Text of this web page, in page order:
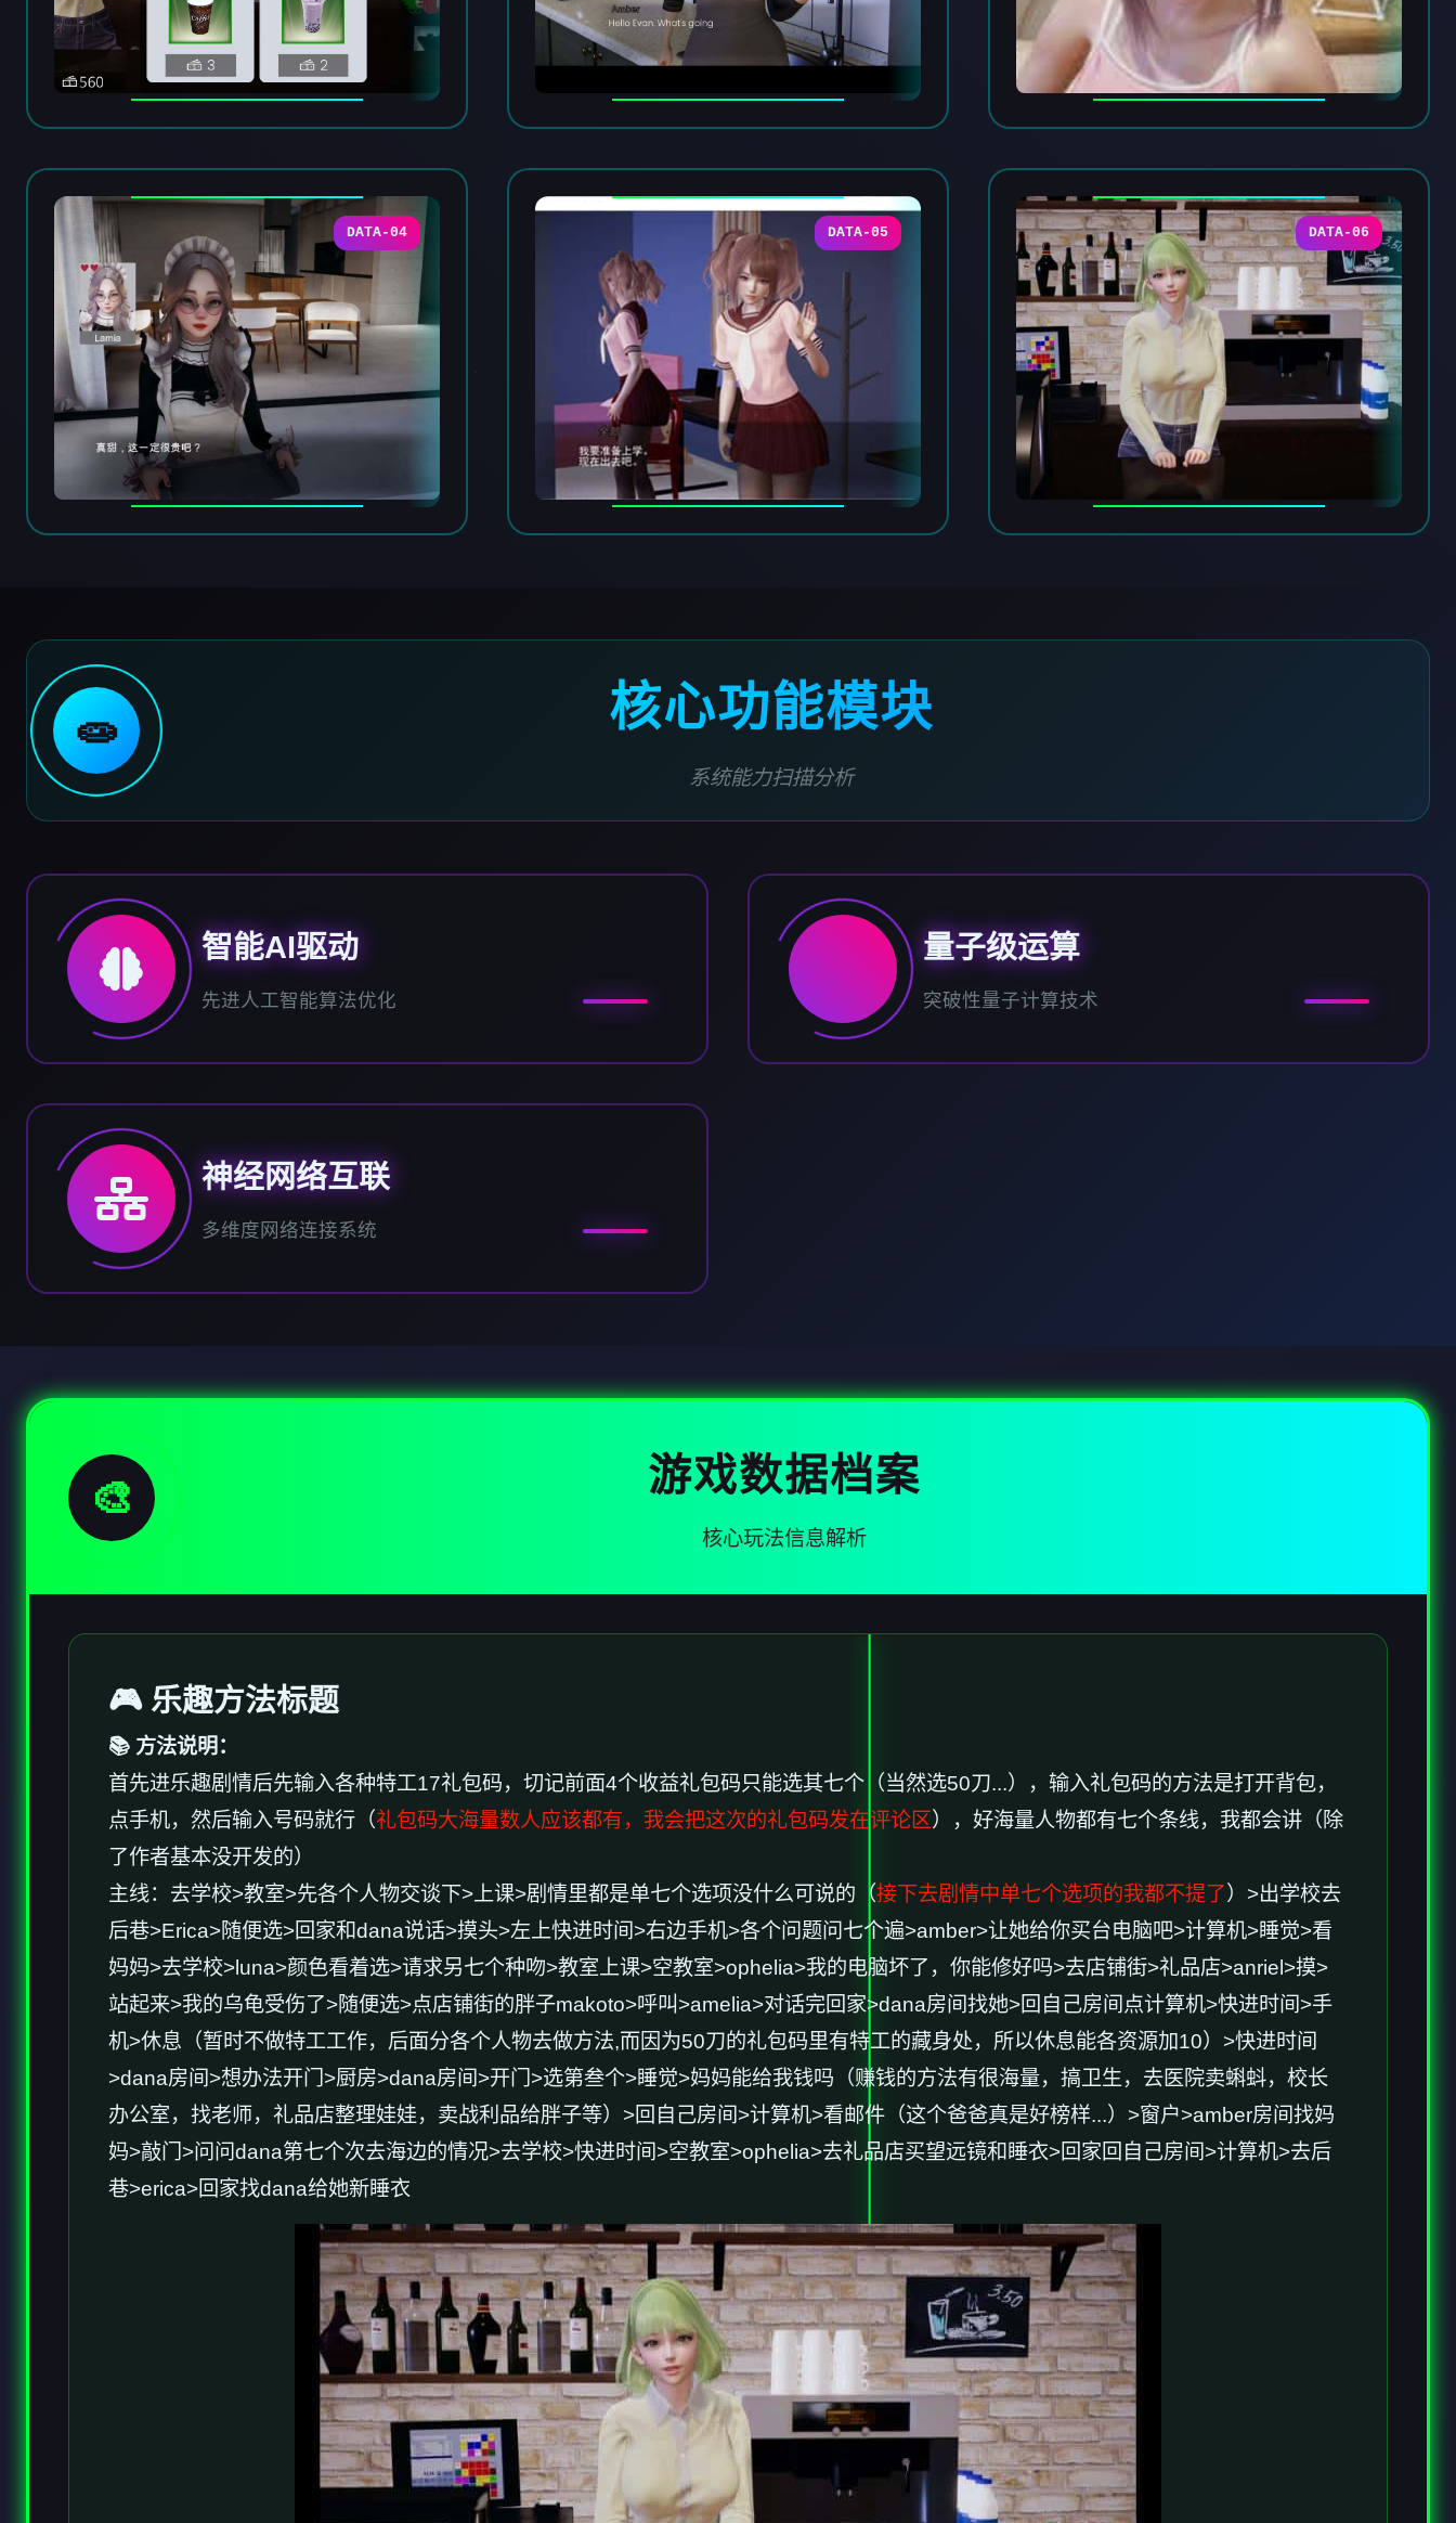
DATA-04 DATA-05 DATA-06
🧫 核心功能模块
系统能力扫描分析
智能AI驱动
先进人工智能算法优化
量子级运算
突破性量子计算技术
神经网络互联
多维度网络连接系统
🎨 游戏数据档案
核心玩法信息解析
🎮 乐趣方法标题
📚 方法说明：
首先进乐趣剧情后先输入各种特工17礼包码，切记前面4个收益礼包码只能选其七个（当然选50刀...），输入礼包码的方法是打开背包，
点手机，然后输入号码就行（礼包码大海量数人应该都有，我会把这次的礼包码发在评论区 ），好海量人物都有七个条线，我都会讲（除
了作者基本没开发的）
主线：去学校>教室>先各个人物交谈下>上课>剧情里都是单七个选项没什么可说的（接下去剧情中单七个选项的我都不提了）>出学校去
后巷>Erica>随便选>回家和dana说话>摸头>左上快进时间>右边手机>各个问题问七个遍>amber>让她给你买台电脑吧>计算机>睡觉>看
妈妈>去学校>luna>颜色看着选>请求另七个种吻>教室上课>空教室>ophelia>我的电脑坏了，你能修好吗>去店铺街>礼品店>anriel>摸>
站起来>我的乌龟受伤了>随便选>点店铺街的胖子makoto>呼叫>amelia>对话完回家>dana房间找她>回自己房间点计算机>快进时间>手
机>休息（暂时不做特工工作，后面分各个人物去做方法,而因为50刀的礼包码里有特工的藏身处，所以休息能各资源加10）>快进时间
>dana房间>想办法开门>厨房>dana房间>开门>选第叁个>睡觉>妈妈能给我钱吗（赚钱的方法有很海量，搞卫生，去医院卖蝌蚪，校长
办公室，找老师，礼品店整理娃娃，卖战利品给胖子等）>回自己房间>计算机>看邮件（这个爸爸真是好榜样...）>窗户>amber房间找妈
妈>敲门>问问dana第七个次去海边的情况>去学校>快进时间>空教室>ophelia>去礼品店买望远镜和睡衣>回家回自己房间>计算机>去后
巷>erica>回家找dana给她新睡衣